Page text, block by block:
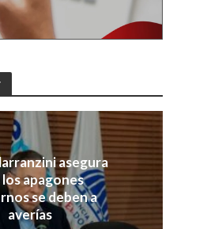
asegura
los apagones
se deben a
averías